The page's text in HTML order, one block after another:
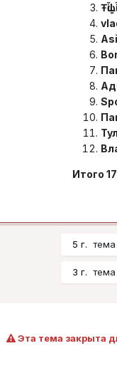
Итого
5 г. тема
3 г.
Эта тема закрыта